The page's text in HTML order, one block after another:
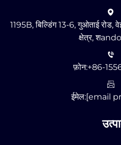
1195B, बिल्डिंग 13-6, गुओताई रोड,
क्षेत्र,
फ़ोन:+86-
ईमेल:[email